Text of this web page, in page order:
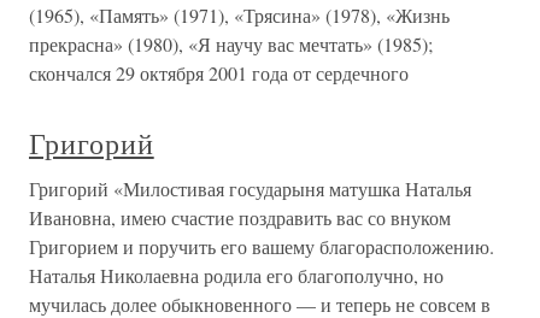
(1965), «Память» (1971), «Трясина» (1978), «Жизнь
прекрасна» (1980), «Я научу вас мечтать» (1985);
скончался 29 октября 2001 года от сердечного
Григорий
Григорий «Милостивая государыня матушка Наталья
Ивановна, имею счастие поздравить вас со внуком
Григорием и поручить его вашему благорасположению.
Наталья Николаевна родила его благополучно, но
мучилась долее обыкновенного — и теперь не совсем в